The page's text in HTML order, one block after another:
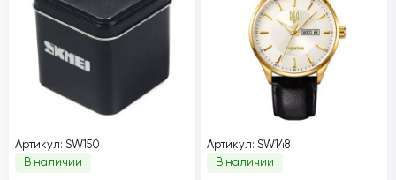
Артикул: SW150
В наличии
Артикул: SW148
В наличии